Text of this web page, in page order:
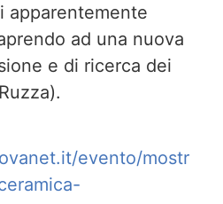
apparentemente
ad una nuova
e di ricerca dei
evento/mostr